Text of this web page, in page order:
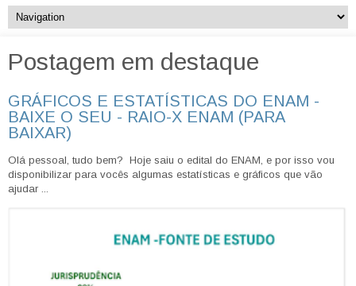
Postagem em destaque
GRÁFICOS E ESTATÍSTICAS DO ENAM -
BAIXE O SEU - RAIO-X ENAM (PARA
BAIXAR)
Olá pessoal, tudo bem? Hoje saiu o edital do ENAM, e por isso vou
disponibilizar para vocês algumas estatísticas e gráficos que vão
ajudar ...